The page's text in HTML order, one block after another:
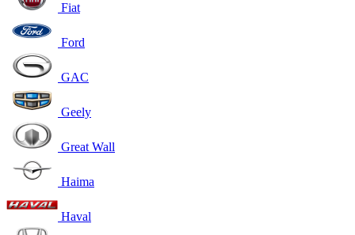
Fiat
Ford
GAC
Geely
Great Wall
Haima
Haval